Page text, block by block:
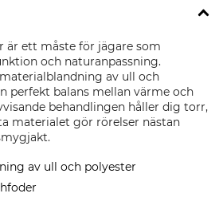
är ett måste för jägare som
och naturanpassning.
av ull och
perfekt balans mellan värme och
behandlingen håller dig torr,
materialet gör rörelser nästan
av ull och polyester